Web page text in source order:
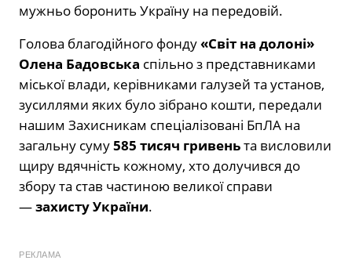
мужньо боронить Україну на передовій.
Голова благодійного фонду«Світ на долоні»
Олена Бадовська спільно з представниками
міської влади, керівниками галузей та установ,
зусиллями яких було зібрано кошти, передали
нашим Захисникам спеціалізовані БпЛА на
загальну суму585 тисяч гривеньта висловили
щиру вдячність кожному, хто долучився до
збору та став частиною великої справи
—захисту України.
РЕКЛАМА